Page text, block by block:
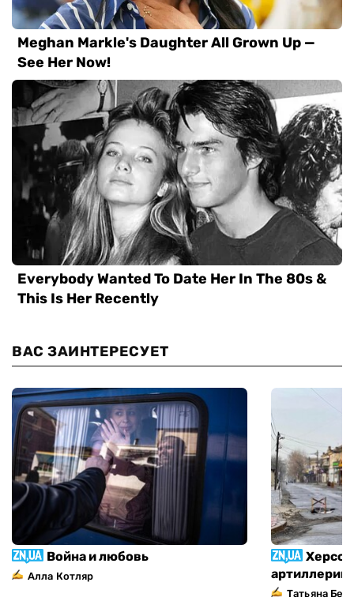
ВАС ЗАИНТЕРЕСУЕТ
Война и любовь
Алла Котляр
Татьяна